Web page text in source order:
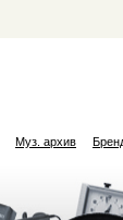
Муз. архив